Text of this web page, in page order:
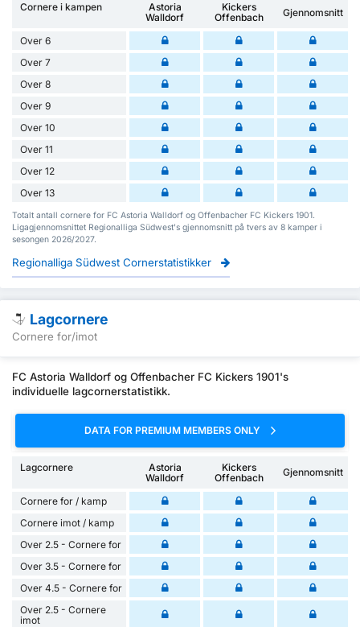
Cornere i kampen
Astoria
Walldorf
Kickers
Offenbach
Gjennomsnitt
Over 6
Over 7
Over 8
Over 9
Over 10
Over 11
Over 12
Over 13
Totalt antall cornere for FC Astoria Walldorf og Offenbacher FC Kickers 1901.
Ligagjennomsnittet Regionalliga Südwest's gjennomsnitt på tvers av 8 kamper i
sesongen 2026/2027.
Regionalliga Südwest Cornerstatistikker
Lagcornere
Cornere for/imot
FC Astoria Walldorf og Offenbacher FC Kickers 1901's
individuelle lagcornerstatistikk.
DATA FOR PREMIUM MEMBERS ONLY
Lagcornere
Astoria
Walldorf
Kickers
Offenbach
Gjennomsnitt
Cornere for / kamp
Cornere imot / kamp
Over 2.5 - Cornere for
Over 3.5 - Cornere for
Over 4.5 - Cornere for
Over 2.5 - Cornere
imot